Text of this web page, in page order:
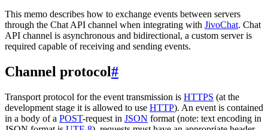
This memo describes how to exchange events between servers
through the Chat API channel when integrating with JivoChat. Chat
API channel is asynchronous and bidirectional, a custom server is
required capable of receiving and sending events.
Channel protocol#
Transport protocol for the event transmission is HTTPS (at the
development stage it is allowed to use HTTP). An event is contained
in a body of a POST-request in JSON format (note: text encoding in